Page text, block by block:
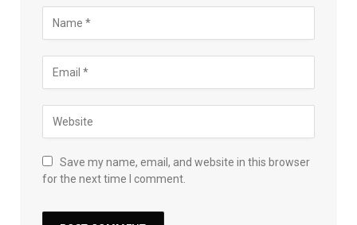
Save my name, email, and website in this browser
for the next time I comment.